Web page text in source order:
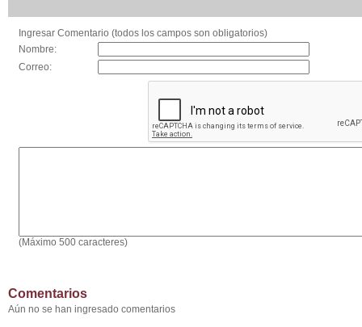
Ingresar Comentario (todos los campos son obligatorios)
Nombre:
Correo:
(Máximo 500 caracteres)
Comentarios
Aún no se han ingresado comentarios